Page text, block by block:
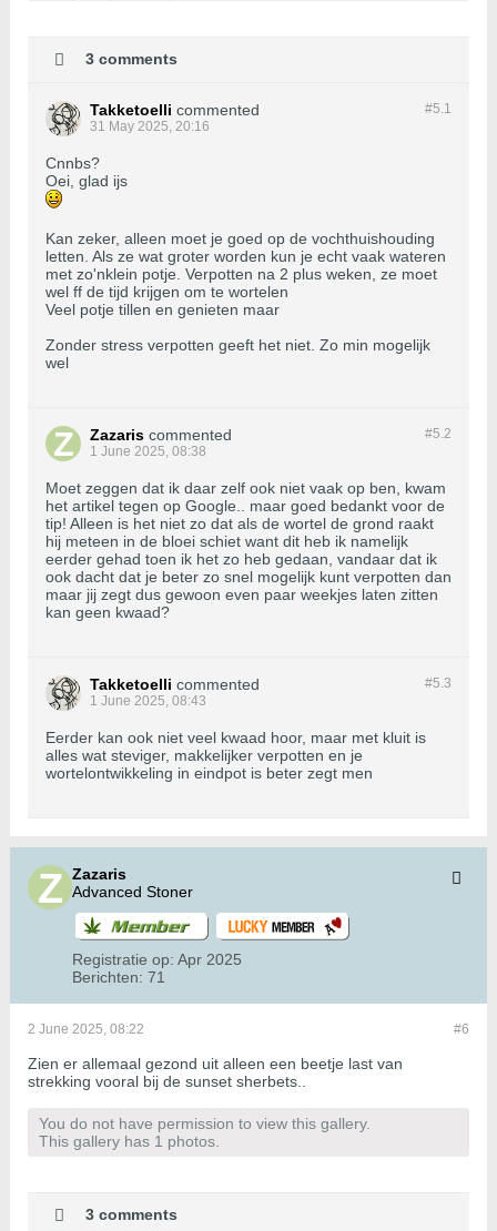
3 comments
#5.1
Takketoelli commented
31 May 2025, 20:16
Cnnbs?
Oei, glad ijs
Kan zeker, alleen moet je goed op de vochthuishouding
letten. Als ze wat groter worden kun je echt vaak wateren
met zo'nklein potje. Verpotten na 2 plus weken, ze moet
wel ff de tijd krijgen om te wortelen
Veel potje tillen en genieten maar
Zonder stress verpotten geeft het niet. Zo min mogelijk
wel
#5.2
Zazaris commented
1 June 2025, 08:38
Moet zeggen dat ik daar zelf ook niet vaak op ben, kwam
het artikel tegen op Google.. maar goed bedankt voor de
tip! Alleen is het niet zo dat als de wortel de grond raakt
hij meteen in de bloei schiet want dit heb ik namelijk
eerder gehad toen ik het zo heb gedaan, vandaar dat ik
ook dacht dat je beter zo snel mogelijk kunt verpotten dan
maar jij zegt dus gewoon even paar weekjes laten zitten
kan geen kwaad?
#5.3
Takketoelli commented
1 June 2025, 08:43
Eerder kan ook niet veel kwaad hoor, maar met kluit is
alles wat steviger, makkelijker verpotten en je
wortelontwikkeling in eindpot is beter zegt men
Zazaris
Advanced Stoner
Registratie op: Apr 2025
Berichten: 71
#6
2 June 2025, 08:22
Zien er allemaal gezond uit alleen een beetje last van
strekking vooral bij de sunset sherbets..
You do not have permission to view this gallery.
This gallery has 1 photos.
3 comments